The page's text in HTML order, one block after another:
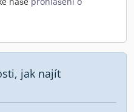
jak najít